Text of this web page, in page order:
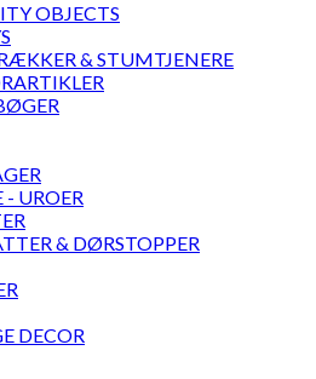
OBJECTS
& STUMTJENERE
UROER
& DØRSTOPPER
DECOR